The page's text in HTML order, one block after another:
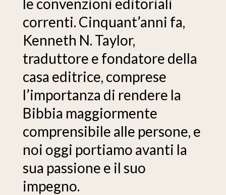
le convenzioni editoriali
correnti. Cinquant’anni fa,
Kenneth N. Taylor,
traduttore e fondatore della
casa editrice, comprese
l’importanza di rendere la
Bibbia maggiormente
comprensibile alle persone, e
noi oggi portiamo avanti la
sua passione e il suo
impegno.